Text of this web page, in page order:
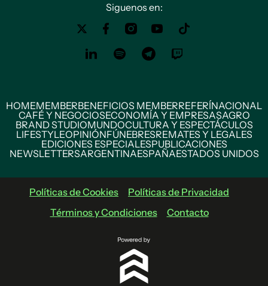
Siguenos en:
HOMEMEMBERBENEFICIOS MEMBERREFERÍNACIONAL
CAFÉ Y NEGOCIOSECONOMÍA Y EMPRESASAGRO
BRAND STUDIOMUNDOCULTURA Y ESPECTÁCULOS
LIFESTYLEOPINIÓNFÚNEBRESREMATES Y LEGALES
EDICIONES ESPECIALESPUBLICACIONES
NEWSLETTERSARGENTINAESPAÑAESTADOS UNIDOS
Políticas de Cookies
Políticas de Privacidad
Términos y Condiciones
Contacto